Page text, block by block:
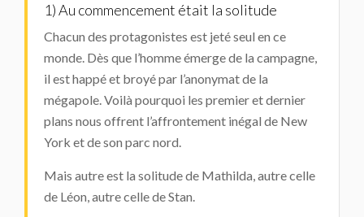
1) Au commencement était la solitude
Chacun des protagonistes est jeté seul en ce
monde. Dès que l’homme émerge de la campagne,
il est happé et broyé par l’anonymat de la
mégapole. Voilà pourquoi les premier et dernier
plans nous offrent l’affrontement inégal de New
York et de son parc nord.
Mais autre est la solitude de Mathilda, autre celle
de Léon, autre celle de Stan.